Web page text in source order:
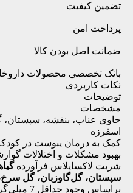
تضمین کیفیت
پرداخت امن
ضمانت اصل بودن کالا
بانک تخصصی محصولات
نکات کاربردی
توضیحات
مشخصات
حاوی عناب، بنفشه، سپستان،
اسفرزه
کمک به درمان یبوست در
بهبود مشکلات و اختلالات
شربت لاکساپلاس فرآورده
سپستان، گل‌گاوزبان، گل
بر‌اساس